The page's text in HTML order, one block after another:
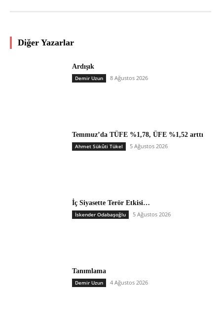
Diğer Yazarlar
Ardışık
Demir Uzun 8 Ağustos 2026
Temmuz’da TÜFE %1,78, ÜFE %1,52 arttı
Ahmet Sükûti Tükel 5 Ağustos 2026
İç Siyasette Terör Etkisi…
İskender Odabaşoğlu 5 Ağustos 2026
Tanımlama
Demir Uzun 4 Ağustos 2026